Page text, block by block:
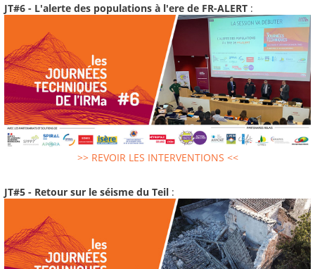
JT#6 - L'alerte des populations à l'ere de FR-ALERT :
>> REVOIR LES INTERVENTIONS <<
JT#5 - Retour sur le séisme du Teil :